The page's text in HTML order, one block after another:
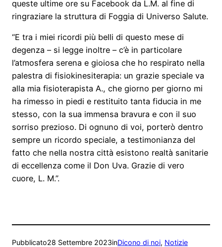
queste ultime ore su Facebook da L.M. al fine di
ringraziare la struttura di Foggia di Universo Salute.
“E tra i miei ricordi più belli di questo mese di
degenza – si legge inoltre – c’è in particolare
l’atmosfera serena e gioiosa che ho respirato nella
palestra di fisiokinesiterapia: un grazie speciale va
alla mia fisioterapista A., che giorno per giorno mi
ha rimesso in piedi e restituito tanta fiducia in me
stesso, con la sua immensa bravura e con il suo
sorriso prezioso. Di ognuno di voi, porterò dentro
sempre un ricordo speciale, a testimonianza del
fatto che nella nostra città esistono realtà sanitarie
di eccellenza come il Don Uva. Grazie di vero
cuore, L. M.”.
Pubblicato28 Settembre 2023inDicono di noi, Notizie